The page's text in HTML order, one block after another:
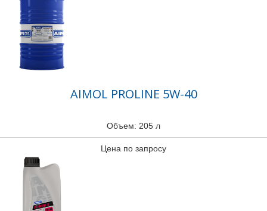
AIMOL PROLINE 5W-40
Объем: 205 л
Цена по запросу